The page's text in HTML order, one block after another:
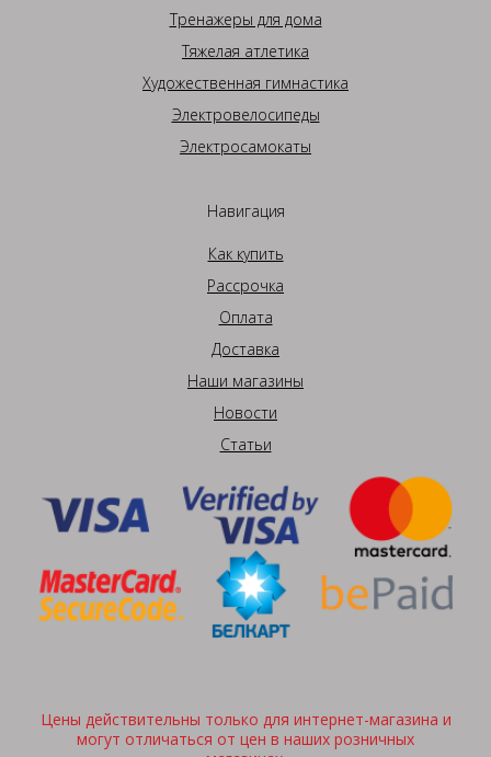
Тренажеры для дома
Тяжелая атлетика
Художественная гимнастика
Электровелосипеды
Электросамокаты
Навигация
Как купить
Рассрочка
Оплата
Доставка
Наши магазины
Новости
Статьи
Цены действительны только для интернет-магазина и
могут отличаться от цен в наших розничных